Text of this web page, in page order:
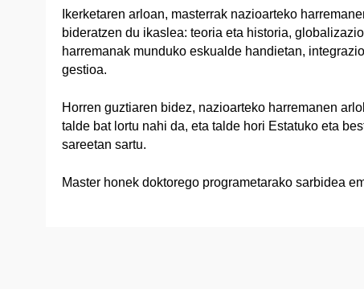
Ikerketaren arloan, masterrak nazioarteko
bideratzen du ikaslea: teoria eta historia,
harremanak munduko eskualde handietan,
gestioa.
Horren guztiaren bidez, nazioarteko harremanen
talde bat lortu nahi da, eta talde hori Estatuko eta
sareetan sartu.
Master honek doktorego programetarako sarbidea